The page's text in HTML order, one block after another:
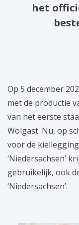
het
Op 5 december
met de productie
van het eerste
Wolgast. Nu, op
voor de
‘Niedersachsen’
gebruikelijk, ook
‘Niedersachsen’.